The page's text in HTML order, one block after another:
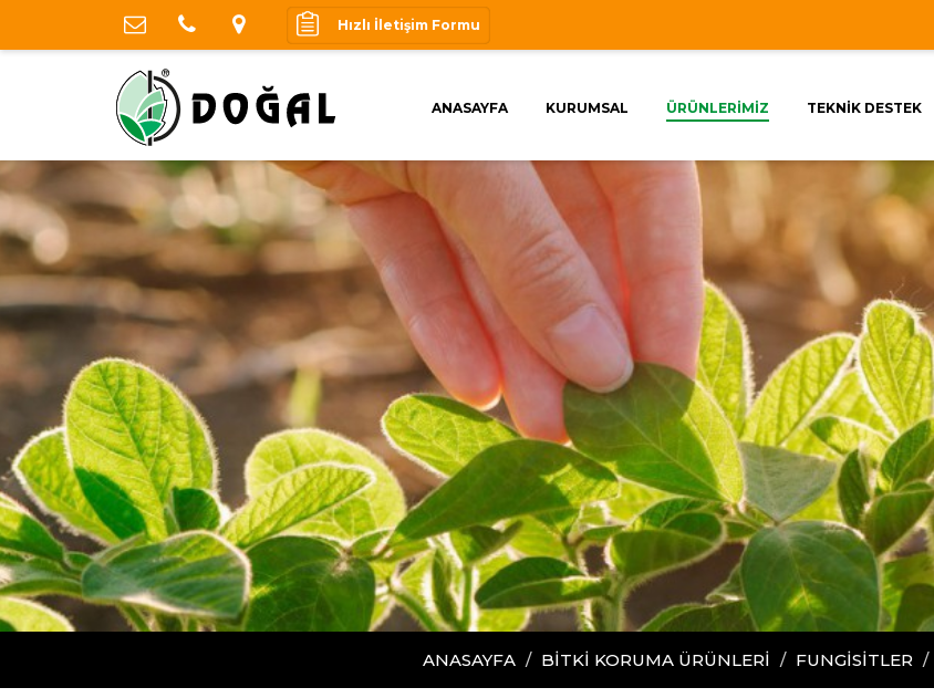
Hızlı İletişim Formu
ANASAYFA KURUMSAL ÜRÜNLERİMİZ TEKNİK DESTEK
bitki-koruma-urunleri ali ekber
ANASAYFA BİTKİ KORUMA ÜRÜNLERİ FUNGİSİTLER